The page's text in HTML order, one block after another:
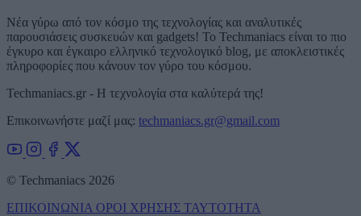
Νέα γύρω από τον κόσμο της τεχνολογίας και αναλυτικές
παρουσιάσεις συσκευών και gadgets! Το Techmaniacs είναι το πιο
έγκυρο και έγκαιρο ελληνικό τεχνολογικό blog, με αποκλειστικές
πληροφορίες που κάνουν τον γύρο του κόσμου.
Techmaniacs.gr - Η τεχνολογία στα καλύτερά της!
Επικοινωνήστε μαζί μας: techmaniacs.gr@gmail.com
© Techmaniacs 2026
ΕΠΙΚΟΙΝΩΝΙΑ ΟΡΟΙ ΧΡΗΣΗΣ ΤΑΥΤΟΤΗΤΑ